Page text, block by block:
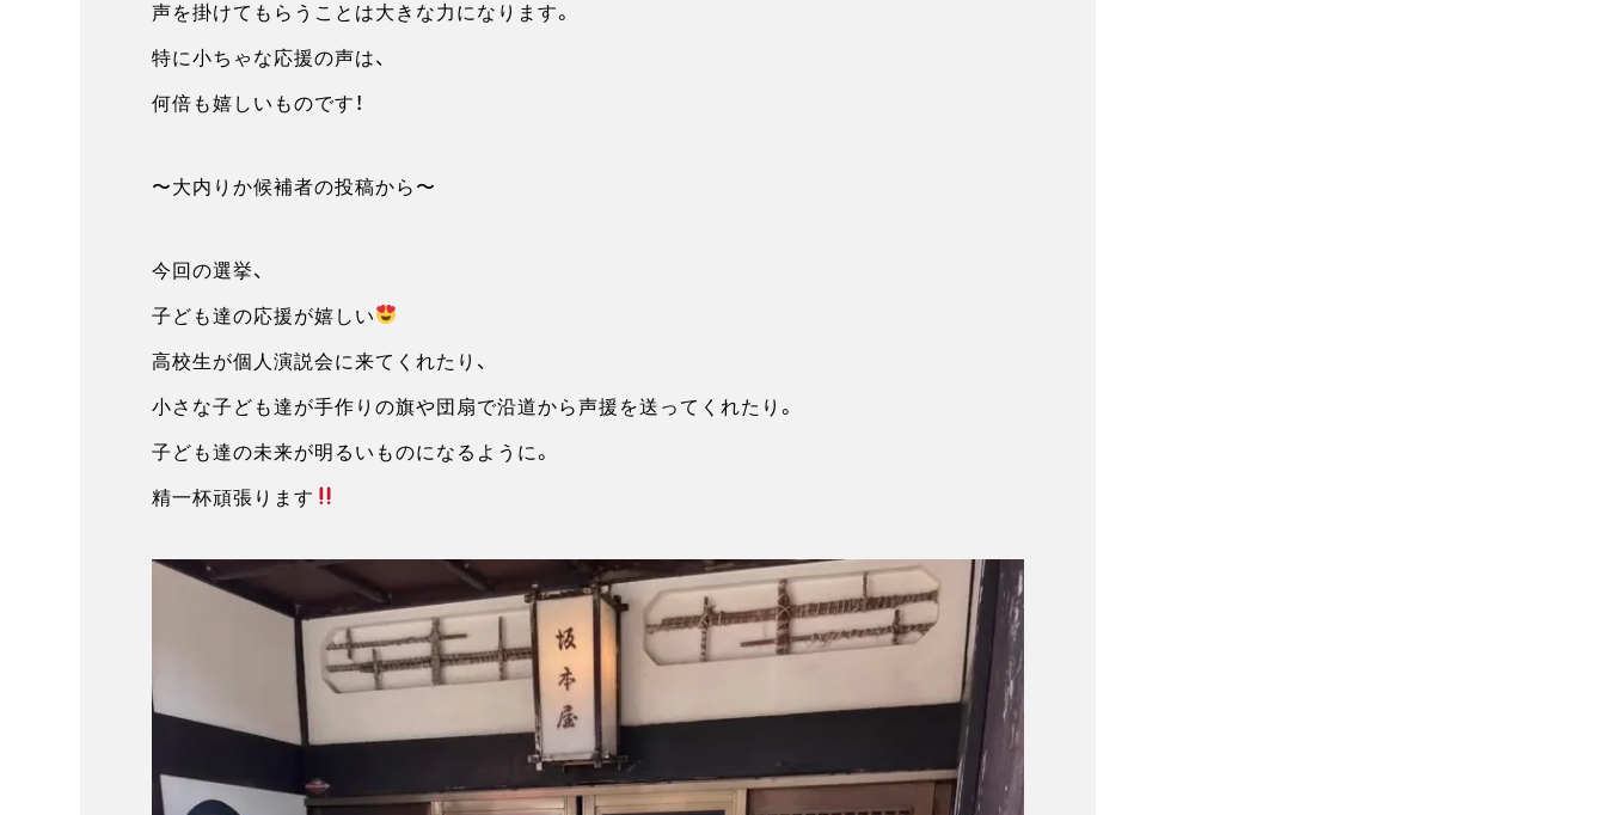
声を掛けてもらうことは大きな力になります。
特に小ちゃな応援の声は、
何倍も嬉しいものです！
〜大内りか候補者の投稿から〜
今回の選挙、
子ども達の応援が嬉しい
高校生が個人演説会に来てくれたり、
小さな子ども達が手作りの旗や団扇で沿道から声援を送ってくれたり。
子ども達の未来が明るいものになるように。
精一杯頑張ります